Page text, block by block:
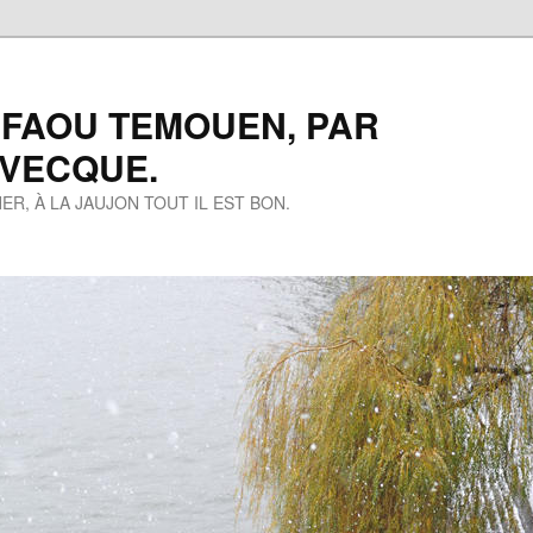
TEMOUEN, PAR
À LA JAUJON TOUT IL EST BON.